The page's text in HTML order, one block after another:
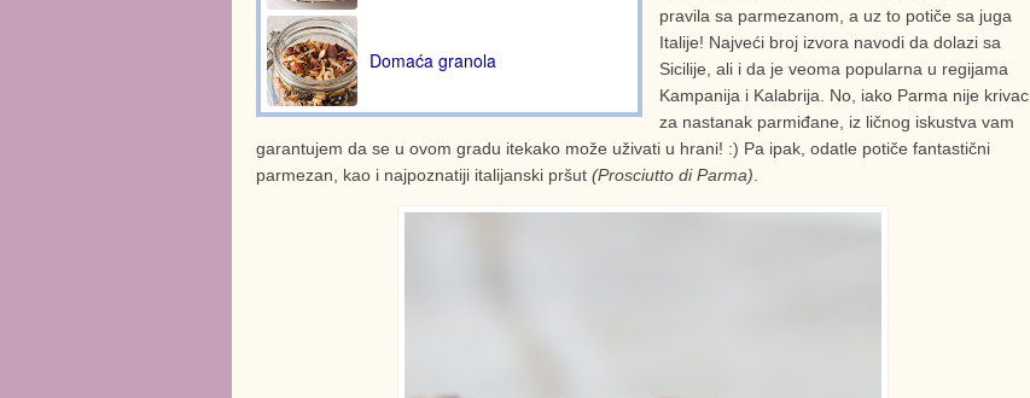
Domaća granola
pravila sa parmezanom, a uz to potiče sa juga
Italije! Najveći broj izvora navodi da dolazi sa
Sicilije, ali i da je veoma popularna u regijama
Kampanija i Kalabrija. No, iako Parma nije krivac
za nastanak parmiđane, iz ličnog iskustva vam
garantujem da se u ovom gradu itekako može uživati u hrani! :) Pa ipak, odatle potiče fantastični
parmezan, kao i najpoznatiji italijanski pršut (Prosciutto di Parma)